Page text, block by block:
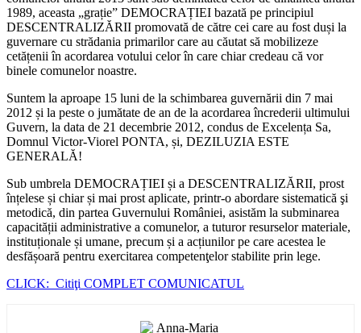
1989, aceasta „grație” DEMOCRAȚIEI bazată pe principiul
DESCENTRALIZĂRII promovată de către cei care au fost duși la
guvernare cu strădania primarilor care au căutat să mobilizeze
cetățenii în acordarea votului celor în care chiar credeau că vor
binele comunelor noastre.
Suntem la aproape 15 luni de la schimbarea guvernării din 7 mai
2012 și la peste o jumătate de an de la acordarea încrederii ultimului
Guvern, la data de 21 decembrie 2012, condus de Excelența Sa,
Domnul Victor-Viorel PONTA, și, DEZILUZIA ESTE
GENERALĂ!
Sub umbrela DEMOCRAȚIEI și a DESCENTRALIZĂRII, prost
înțelese și chiar și mai prost aplicate, printr-o abordare sistematică şi
metodică, din partea Guvernului României, asistăm la subminarea
capacității administrative a comunelor, a tuturor resurselor materiale,
instituționale și umane, precum și a acțiunilor pe care acestea le
desfășoară pentru exercitarea competenţelor stabilite prin lege.
CLICK: Citiţi COMPLET COMUNICATUL